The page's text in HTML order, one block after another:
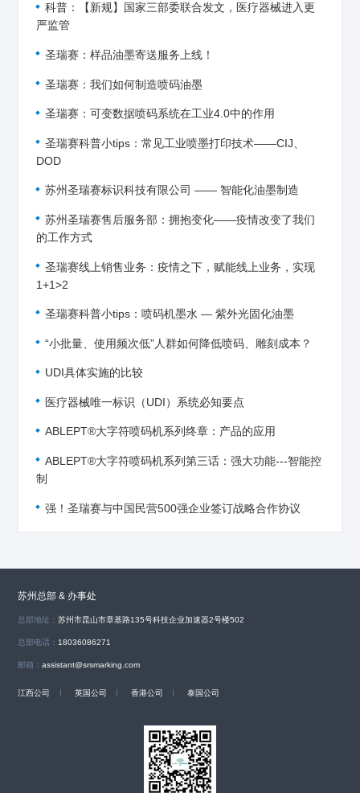
科普：【新规】国家三部委联合发文，医疗器械进入更
严监管
圣瑞赛：样品油墨寄送服务上线！
圣瑞赛：我们如何制造喷码油墨
圣瑞赛：可变数据喷码系统在工业4.0中的作用
圣瑞赛科普小tips：常见工业喷墨打印技术——CIJ、
DOD
苏州圣瑞赛标识科技有限公司 —— 智能化油墨制造
苏州圣瑞赛售后服务部：拥抱变化——疫情改变了我们
的工作方式
圣瑞赛线上销售业务：疫情之下，赋能线上业务，实现
1+1>2
圣瑞赛科普小tips：喷码机墨水 — 紫外光固化油墨
“小批量、使用频次低”人群如何降低喷码、雕刻成本？
UDI具体实施的比较
医疗器械唯一标识（UDI）系统必知要点
ABLEPT®大字符喷码机系列终章：产品的应用
ABLEPT®大字符喷码机系列第三话：强大功能---智能控
制
强！圣瑞赛与中国民营500强企业签订战略合作协议
苏州总部 & 办事处
总部地址：苏州市昆山市章基路135号科技企业加速器2号楼502
总部电话： 18036086271
邮箱：assistant@srsmarking.com
江西公司 英国公司 香港公司 泰国公司